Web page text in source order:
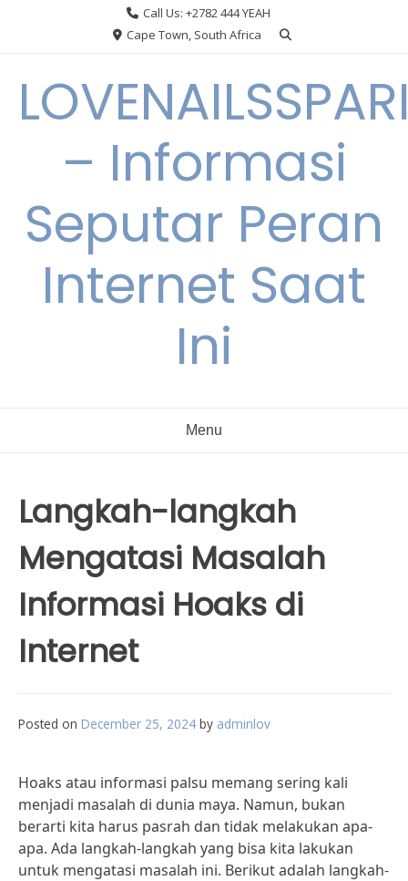
Call Us: +2782 444 YEAH
Cape Town, South Africa
– Informasi
Seputar Peran
Internet Saat
Ini
Menu
Langkah-langkah
Mengatasi Masalah
Informasi Hoaks di
Internet
Posted on December 25, 2024 by adminlov
Hoaks atau informasi palsu memang sering kali
menjadi masalah di dunia maya. Namun, bukan
berarti kita harus pasrah dan tidak melakukan apa-
apa. Ada langkah-langkah yang bisa kita lakukan
untuk mengatasi masalah ini. Berikut adalah langkah-